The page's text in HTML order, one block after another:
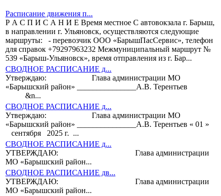
Расписание движения п...
Р А С П И С А Н И Е Время местное С автовокзала г. Барыш,
в направлении г. Ульяновск, осуществляются следующие
маршруты: - перевозчик ООО «БарышПасСервис», телефон
для справок +79297963232 Межмуниципальный маршрут №
539 «Барыш-Ульяновск», время отправления из г. Бар...
СВОДНОЕ РАСПИСАНИЕ д...
Утверждаю: Глава администрации МО
«Барышский район» _______________А.В. Терентьев
&n...
СВОДНОЕ РАСПИСАНИЕ д...
Утверждаю: Глава администрации МО
«Барышский район» _______________А.В. Терентьев « 01 »
сентября 2025 г. ...
СВОДНОЕ РАСПИСАНИЕ д...
УТВЕРЖДАЮ: Глава администрации
МО «Барышский район...
СВОДНОЕ РАСПИСАНИЕ дв...
УТВЕРЖДАЮ: Глава администрации
МО «Барышский район...